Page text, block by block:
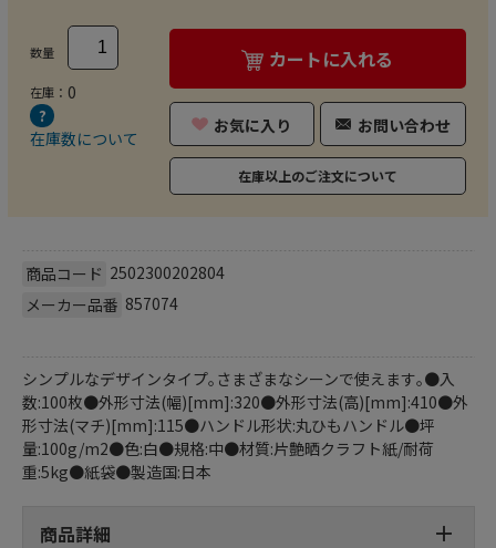
数量
在庫： 0
在庫数について
カートに入れる
お気に入り お問い合わせ
在庫以上のご注文について
商品コード 2502300202804
メーカー品番 857074
シンプルなデザインタイプ｡さまざまなシーンで使えます｡●入
数:100枚●外形寸法(幅)[mm]:320●外形寸法(高)[mm]:410●外
形寸法(マチ)[mm]:115●ハンドル形状:丸ひもハンドル●坪
量:100g/m2●色:白●規格:中●材質:片艶晒クラフト紙/耐荷
重:5kg●紙袋●製造国:日本
商品詳細